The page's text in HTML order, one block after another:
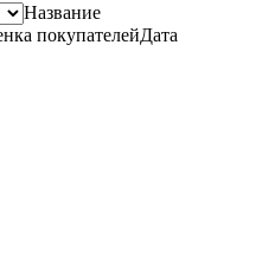
Название
покупателейДата